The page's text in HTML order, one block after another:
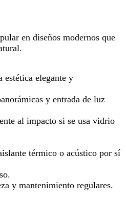
en diseños modernos que
estética elegante y
y entrada de luz
al impacto si se usa vidrio
térmico o acústico por sí
y mantenimiento regulares.